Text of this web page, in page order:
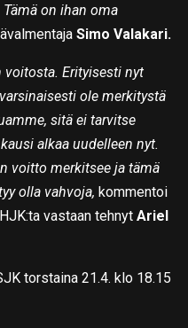
on ihan oma
Simo Valakari.
voitosta. Erityisesti nyt
ole merkitystä
sitä ei tarvitse
alkaa uudelleen nyt.
voitto merkitsee ja tämä
olla vahvoja, kommentoi
vastaan tehnytAriel
torstaina 21.4. klo 18.15